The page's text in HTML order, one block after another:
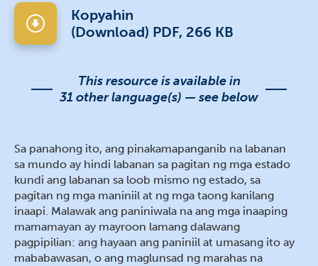
Kopyahin
(Download) PDF, 266 KB
This resource is available in
31 other language(s) — see below
Sa panahong ito, ang pinakamapanganib na labanan
sa mundo ay hindi labanan sa pagitan ng mga estado
kundi ang labanan sa loob mismo ng estado, sa
pagitan ng mga maniniil at ng mga taong kanilang
inaapi. Malawak ang paniniwala na ang mga inaaping
mamamayan ay mayroon lamang dalawang
pagpipilian: ang hayaan ang paniniil at umasang ito ay
mababawasan, o ang maglunsad ng marahas na